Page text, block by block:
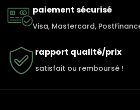
paiement sécurisé
Visa, Mastercard,
rapport qualité/prix
satisfait ou remboursé !